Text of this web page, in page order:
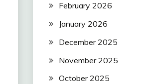
February 2026
January 2026
December 2025
November 2025
October 2025